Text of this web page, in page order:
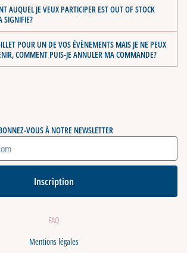
AUQUEL JE VEUX PARTICIPER EST OUT OF STOCK
SIGNIFIE?
POUR UN DE VOS ÉVÈNEMENTS MAIS JE NE PEUX
COMMENT PUIS-JE ANNULER MA COMMANDE?
FAQ
Mentions légales
VOUS À NOTRE NEWSLETTER
Inscription